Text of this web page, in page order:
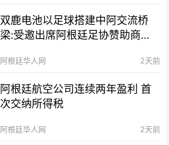
双鹿电池以足球搭建中阿交流桥
梁:受邀出席阿根廷足协赞助商招
阿根廷华人网 2天前
阿根廷航空公司连续两年盈利 首
次交纳所得税
阿根廷华人网 2天前